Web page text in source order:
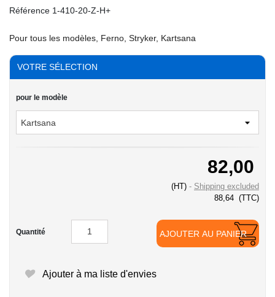
Référence 1-410-20-Z-H+
Pour tous les modèles, Ferno, Stryker, Kartsana
VOTRE SÉLECTION
pour le modèle
82,00
(HT)
Shipping excluded
88,64 (TTC)
Quantité AJOUTER AU PANIER
Ajouter à ma liste d'envies